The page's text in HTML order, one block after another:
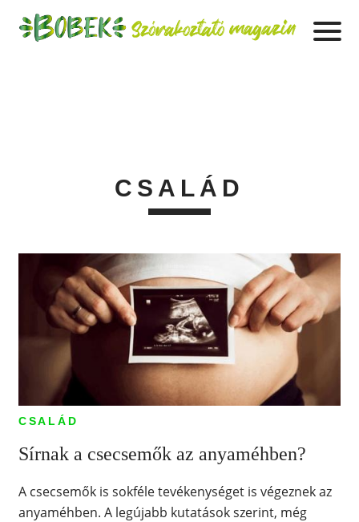
CSALÁD
CSALÁD
Sírnak a csecsemők az anyaméhben?
A csecsemők is sokféle tevékenységet is végeznek az
anyaméhben. A legújabb kutatások szerint, még